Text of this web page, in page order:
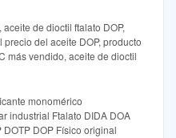
de dioctil ftalato DOP,
del aceite DOP, producto
más vendido, aceite de dioctil
monomérico
industrial Ftalato DIDA DOA
DOTP DOP Físico original